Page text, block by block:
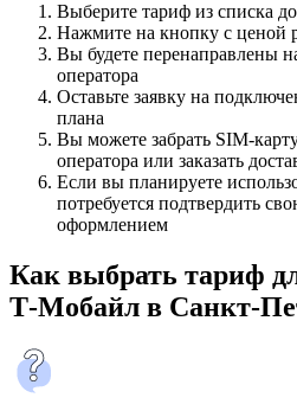
Выберите тариф из списка
Нажмите на кнопку с ценой
Вы будете перенаправлены
оператора
Оставьте заявку на
плана
Вы можете забрать SIM-
оператора или заказать
Если вы планируете
потребуется подтвердить
оформлением
Как выбрать тариф
Т‑Мобайл в Санкт-